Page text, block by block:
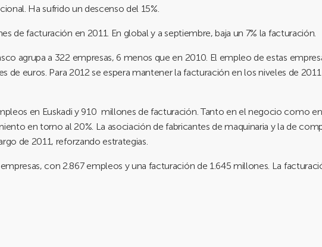
Ha sufrido un descenso del 15%.
de facturación en 2011. En global y a septiembre, baja un 7% la facturación.
agrupa a 322 empresas, 6 menos que en 2010. El empleo de estas
de euros. Para 2012 se espera mantener la facturación en los niveles de
en Euskadi y 910 millones de facturación. Tanto en el negocio como
en torno al 20%. La asociación de fabricantes de maquinaria y la de
de 2011, reforzando estrategias.
con 2.867 empleos y una facturación de 1.645 millones. La